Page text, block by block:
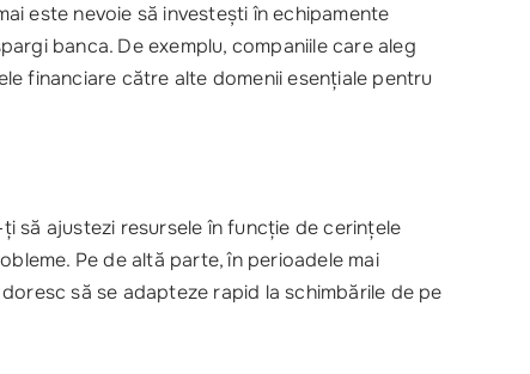
este nevoie să investești în echipamente
banca. De exemplu, companiile care aleg
financiare către alte domenii esențiale pentru
să ajustezi resursele în funcție de cerințele
Pe de altă parte, în perioadele mai
să se adapteze rapid la schimbările de pe